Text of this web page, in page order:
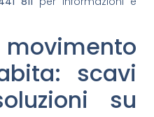
scavi
su